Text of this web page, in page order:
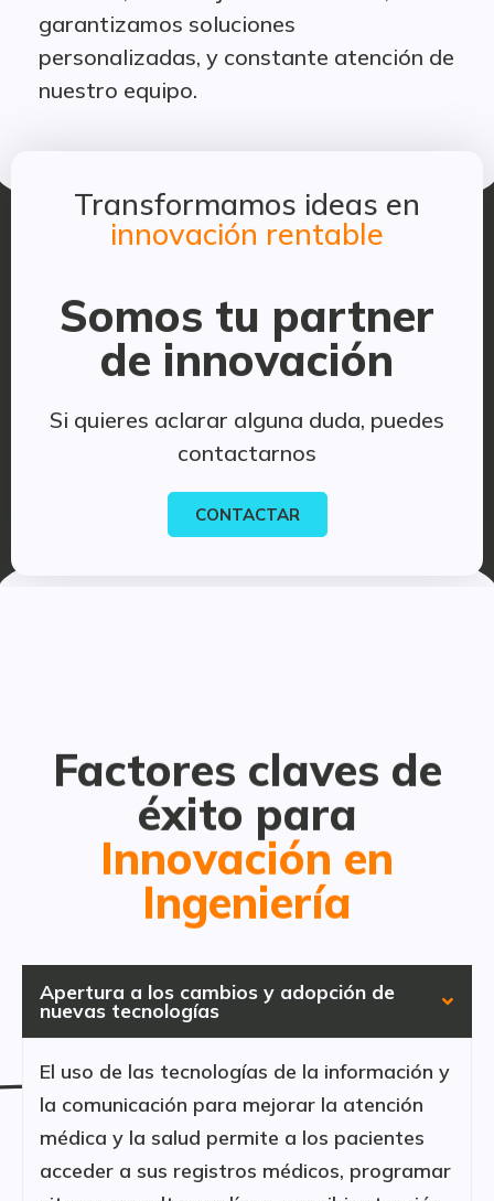
garantizamos soluciones
personalizadas, y constante atención de
nuestro equipo.
Transformamos ideas en
innovación rentable
Somos tu partner
de innovación
Si quieres aclarar alguna duda, puedes
contactarnos
CONTACTAR
Factores claves de
éxito para
Innovación en
Ingeniería
Apertura a los cambios y adopción de
nuevas tecnologías
El uso de las tecnologías de la información y
la comunicación para mejorar la atención
médica y la salud permite a los pacientes
acceder a sus registros médicos, programar